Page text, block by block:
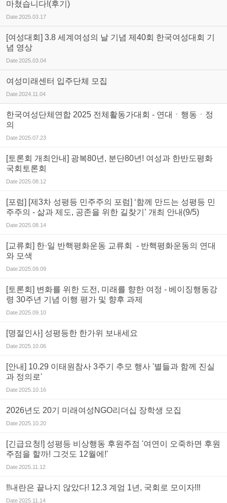
마쳤습니다!(후기)
Date2025.03.17
[여성대회] 3.8 세계여성의 날 기념 제40회 한국여성대회 기
념 영상
Date2025.03.04
여성미래센터 입주단체 모집
Date2024.11.04
한국여성단체연합 2025 전체활동가대회 - 연대ㆍ행동ㆍ정
의
Date2025.07.23
[토론회 개최안내] 광복80년, 분단80년! 여성과 한반도평화
국회토론회
Date2025.08.12
[포럼] [제3차 성평등 민주주의 포럼] ‘함께 만드는 성평등 민
주주의 - 삶과 제도, 공존을 위한 길찾기’ 개최 안내(9/5)
Date2025.08.14
[교류회] 한·일 반핵평화운동 교류회 - 반핵평화운동의 연대
와 모색
Date2025.09.09
[토론회] 변화를 위한 도전, 미래를 향한 여정 - 베이징행동강
령 30주년 기념 이행 평가 및 향후 과제
Date2025.09.10
[명절인사] 성평등한 한가위 보내세요
Date2025.10.06
[안내] 10.29 이태원참사 3주기 추모 행사 '별들과 함께 진실
과 정의로'
Date2025.10.16
2026년도 20기 미래여성NGO리더십 장학생 모집
Date2025.10.20
[긴급요청!] 성평등 비상행동 후원주점 '여연이 오죽하면 후원
주점을 할까! 그것도 12월에!'
Date2025.11.12
‼️내란은 끝나지 않았다! 12.3 계엄 1년, 국회로 모이자!‼️
Date2025.11.14